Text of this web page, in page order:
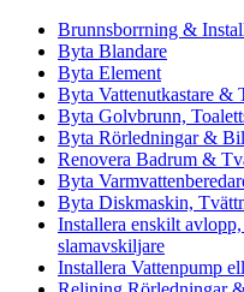
Brunnsborrning &
Byta Blandare
Byta Element
Byta Vattenutkastare &
Byta Golvbrunn,
Byta Rörledningar &
Renovera Badrum &
Byta
Byta Diskmaskin,
Installera enskilt
slamavskiljare
Installera Vattenpump